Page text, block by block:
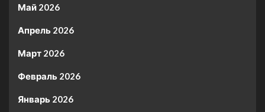
Май 2026
Апрель 2026
Март 2026
Февраль 2026
Январь 2026